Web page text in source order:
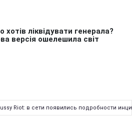
Riot: в сети появились подробности